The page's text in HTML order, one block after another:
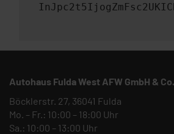
Autohaus Fulda West AFW GmbH &
Böcklerstr. 27, 36041 Fulda
Mo. – Fr.: 10:00 – 18:00 Uhr
Sa.: 10:00 – 13:00 Uhr